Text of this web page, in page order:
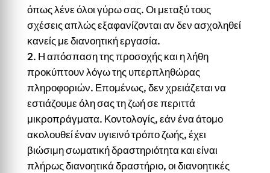
όπως λένε όλοι γύρω σας. Οι μεταξύ τους
σχέσεις απλώς εξαφανίζονται αν δεν ασχοληθεί
κανείς με διανοητική εργασία.
Η απόσπαση της προσοχής και η λήθη
προκύπτουν λόγω της υπερπληθώρας
πληροφοριών. Επομένως, δεν χρειάζεται να
εστιάζουμε όλη σας τη ζωή σε περιττά
μικροπράγματα. Κοντολογίς, εάν ένα άτομο
ακολουθεί έναν υγιεινό τρόπο ζωής, έχει
βιώσιμη σωματική δραστηριότητα και είναι
πλήρως διανοητικά δραστήριο, οι διανοητικές